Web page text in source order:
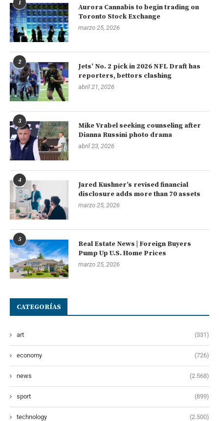
1
Aurora Cannabis to begin trading on
Toronto Stock Exchange
marzo 25, 2026
2
Jets’ No. 2 pick in 2026 NFL Draft has
reporters, bettors clashing
abril 21, 2026
3
Mike Vrabel seeking counseling after
Dianna Russini photo drama
abril 23, 2026
4
Jared Kushner’s revised financial
disclosure adds more than 70 assets
marzo 25, 2026
5
Real Estate News | Foreign Buyers
Pump Up U.S. Home Prices
marzo 25, 2026
CATEGORÍAS
art (331)
economy (726)
news (2.568)
sport (899)
technology (2.500)